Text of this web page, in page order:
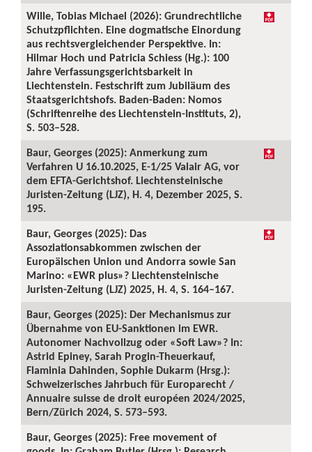
Wille, Tobias Michael (2026): Grundrechtliche
Schutzpflichten. Eine dogmatische Einordung
aus rechtsvergleichender Perspektive. In:
Hilmar Hoch und Patricia Schiess (Hg.): 100
Jahre Verfassungsgerichtsbarkeit in
Liechtenstein. Festschrift zum Jubiläum des
Staatsgerichtshofs. Baden-Baden: Nomos
(Schriftenreihe des Liechtenstein-Instituts, 2),
S. 503–528.
Baur, Georges (2025): Anmerkung zum
Verfahren U 16.10.2025, E-1/25 Valair AG, vor
dem EFTA-Gerichtshof. Liechtensteinische
Juristen-Zeitung (LJZ), H. 4, Dezember 2025, S.
195.
Baur, Georges (2025): Das
Assoziationsabkommen zwischen der
Europäischen Union und Andorra sowie San
Marino: «EWR plus»? Liechtensteinische
Juristen-Zeitung (LJZ) 2025, H. 4, S. 164–167.
Baur, Georges (2025): Der Mechanismus zur
Übernahme von EU-Sanktionen im EWR.
Autonomer Nachvollzug oder «Soft Law»? In:
Astrid Epiney, Sarah Progin-Theuerkauf,
Flaminia Dahinden, Sophie Dukarm (Hrsg.):
Schweizerisches Jahrbuch für Europarecht /
Annuaire suisse de droit européen 2024/2025,
Bern/Zürich 2024, S. 573–593.
Baur, Georges (2025): Free movement of